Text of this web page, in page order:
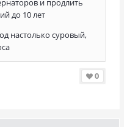
и продлить
до 10 лет
настолько суровый,
0